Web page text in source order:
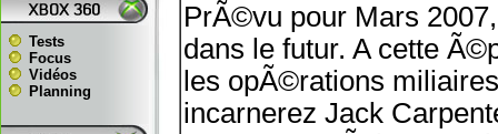
Tests
Focus
Vidéos
Planning
PrÃ©vu pour Mars
dans le futur. A cette
les opÃ©rations
incarnerez Jack